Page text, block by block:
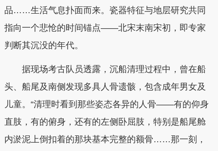
品……生活气息扑面而来。瓷器特征与地层研究共同
指向一个悲怆的时间锚点——北宋末南宋初，即专家
判断其沉没的年代。
据现场考古队员透露，沉船清理过程中，曾在船
头、船尾及南侧发现多具人骨遗骸，包含成年男女及
儿童。“清理时看到那些姿态各异的人骨——有的仰身
直肢，有的俯身，还有的左侧卧屈肢，特别是船尾舱
内淤泥上倒扣着的那块基本完整的额骨……那一刻，